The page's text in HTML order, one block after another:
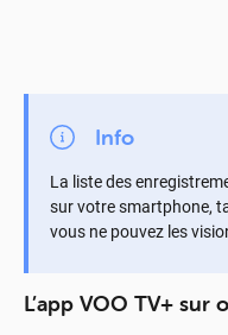
Info
La liste des
sur votre smartphone,
vous ne pouvez les
L’app VOO TV+ sur